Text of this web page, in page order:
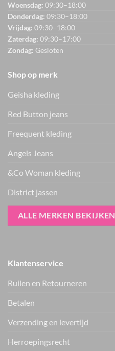
Woensdag: 09:30–18:00
Donderdag: 09:30–18:00
Vrijdag: 09:30–18:00
Zaterdag: 09:30–17:00
Zondag: Gesloten
Shop op merk
Geisha kleding
Red Button jeans
Freequent kleding
Angels Jeans
&Co Woman kleding
District jassen
ALLE MERKEN BEKIJKEN
Klantenservice
Ruilen en Retourneren
Betalen
Verzending en levertijd
Herroepingsrecht